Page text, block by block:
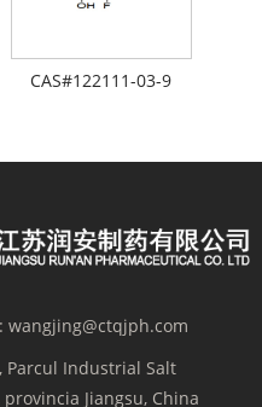
CAS#122111-03-9
wangjing@ctqjph.com
Parcul Industrial Salt
Jiangsu, China